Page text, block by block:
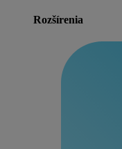
Rozšírenia